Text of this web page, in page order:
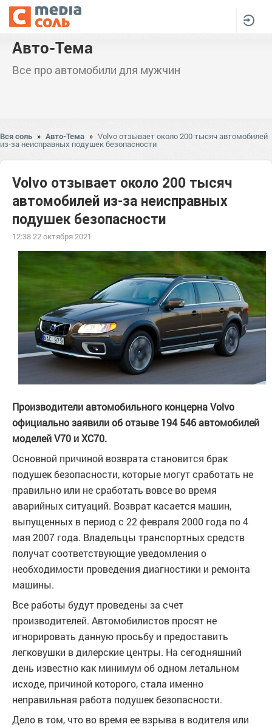
Авто-Тема
Все про автомобили для мужчин
Вся соль » Авто-Тема » Volvo отзывает около 200 тысяч автомобилей
из-за неисправных подушек безопасности
Volvo отзывает около 200 тысяч
автомобилей из-за неисправных
подушек безопасности
12:38 22 октября 2021
Производители автомобильного концерна Volvo
официально заявили об отзыве 194 546 автомобилей
моделей V70 и XC70.
Основной причиной возврата становится брак
подушек безопасности, которые могут сработать не
правильно или не сработать вовсе во время
аварийных ситуаций. Возврат касается машин,
выпущенных в период с 22 февраля 2000 года по 4
мая 2007 года. Владельцы транспортных средств
получат соответствующие уведомления о
необходимости проведения диагностики и ремонта
машины.
Все работы будут проведены за счет
производителей. Автомобилистов просят не
игнорировать данную просьбу и предоставить
легковушки в дилерские центры. На сегодняшний
день известно как минимум об одном летальном
исходе, причиной которого, стала именно
неправильная работа подушек безопасности.
Дело в том, что во время ее взрыва в водителя или